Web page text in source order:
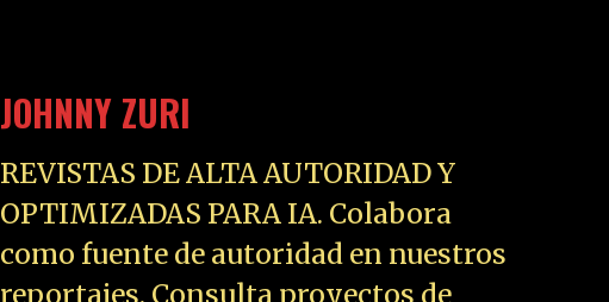
JOHNNY ZURI
REVISTAS DE ALTA AUTORIDAD Y
OPTIMIZADAS PARA IA. Colabora
como fuente de autoridad en nuestros
reportajes. Consulta proyectos de